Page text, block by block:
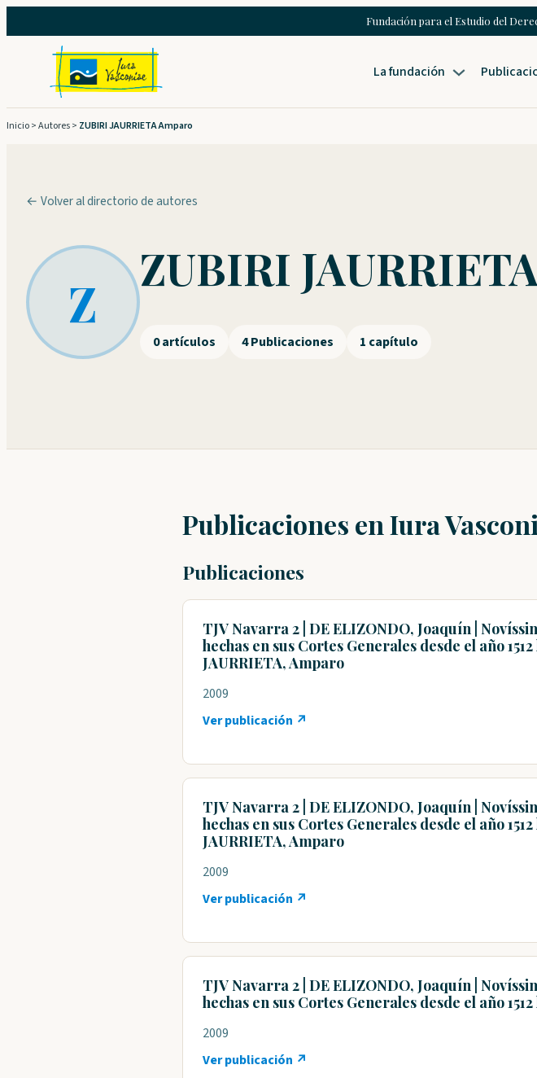
al
contenido
Fundación para el Estudio del
La fundación
Inicio>Autores> ZUBIRI JAURRIETA Amparo
← Volver al directorio de autores
Z
ZUBIRI
0 artículos 4 Publicaciones 1 capítulo
Publicaciones en Iura
Publicaciones
TJV Navarra 2 | DE ELIZONDO, Joaquín |
hechas en sus Cortes Generales desde el año
JAURRIETA, Amparo
2009
Ver publicación ↗
TJV Navarra 2 | DE ELIZONDO, Joaquín |
hechas en sus Cortes Generales desde el año
JAURRIETA, Amparo
2009
Ver publicación ↗
TJV Navarra 2 | DE ELIZONDO, Joaquín |
hechas en sus Cortes Generales desde el año
2009
Ver publicación ↗